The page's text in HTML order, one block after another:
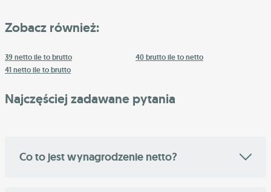
Zobacz również:
39 netto ile to brutto
40 brutto ile to netto
41 netto ile to brutto
Najczęściej zadawane pytania
Co to jest wynagrodzenie netto?